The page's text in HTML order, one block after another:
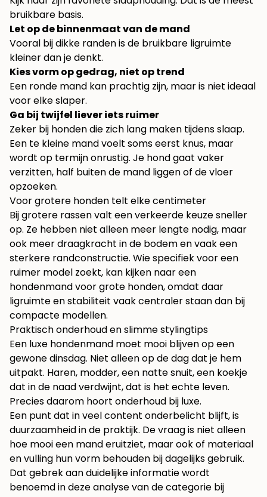
bruikbare basis.
Let op de binnenmaat van de mand
Vooral bij dikke randen is de bruikbare ligruimte
kleiner dan je denkt.
Kies vorm op gedrag, niet op trend
Een ronde mand kan prachtig zijn, maar is niet ideaal
voor elke slaper.
Ga bij twijfel liever iets ruimer
Zeker bij honden die zich lang maken tijdens slaap.
Een te kleine mand voelt soms eerst knus, maar
wordt op termijn onrustig. Je hond gaat vaker
verzitten, half buiten de mand liggen of de vloer
opzoeken.
Voor grotere honden telt elke centimeter
Bij grotere rassen valt een verkeerde keuze sneller
op. Ze hebben niet alleen meer lengte nodig, maar
ook meer draagkracht in de bodem en vaak een
sterkere randconstructie. Wie specifiek voor een
ruimer model zoekt, kan kijken naar een
hondenmand voor grote honden, omdat daar
ligruimte en stabiliteit vaak centraler staan dan bij
compacte modellen.
Praktisch onderhoud en slimme stylingtips
Een luxe hondenmand moet mooi blijven op een
gewone dinsdag. Niet alleen op de dag dat je hem
uitpakt. Haren, modder, een natte snuit, een koekje
dat in de naad verdwijnt, dat is het echte leven.
Precies daarom hoort onderhoud bij luxe.
Een punt dat in veel content onderbelicht blijft, is
duurzaamheid in de praktijk. De vraag is niet alleen
hoe mooi een mand eruitziet, maar ook of materiaal
en vulling hun vorm behouden bij dagelijks gebruik.
Dat gebrek aan duidelijke informatie wordt
benoemd in deze analyse van de categorie bij